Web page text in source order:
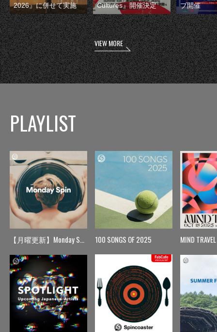
2026』に併せて実施
Cultures』開催決定
ブ開催
VIEW MORE
PLAYLIST
【月曜更新】Monday Spin 100 SONGS OF 2025 MIND TRAVEL